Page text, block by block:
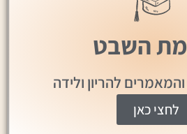
השבט
להריון ולידה
לחצי כאן